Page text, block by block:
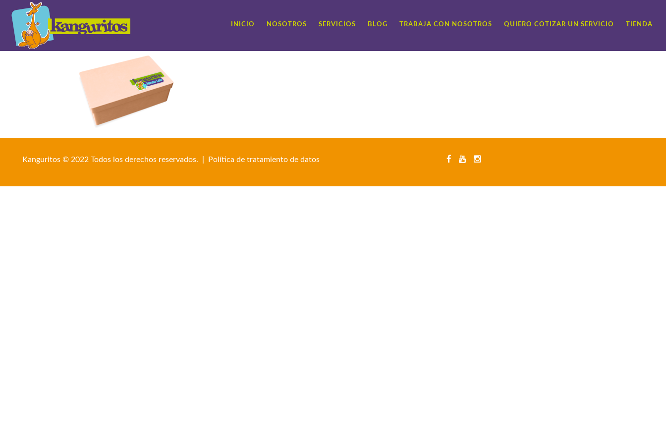
INICIO NOSOTROS SERVICIOS BLOG TRABAJA CON NOSOTROS QUIERO COTIZAR UN SERVICIO TIENDA
Kanguritos © 2022 Todos los derechos reservados. | Política de tratamiento de datos